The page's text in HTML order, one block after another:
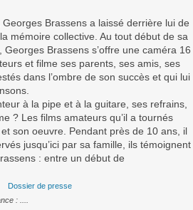
Brassens a laissé derrière lui de
mémoire collective. Au tout début de sa
Brassens s’offre une caméra 16
et filme ses parents, ses amis, ses
dans l’ombre de son succès et qui lui
à la pipe et à la guitare, ses refrains,
? Les films amateurs qu’il a tournés
son oeuvre. Pendant près de 10 ans, il
jusqu’ici par sa famille, ils témoignent
: entre un début de
Dossier de presse
: ....